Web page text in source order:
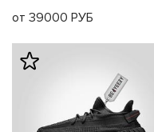
от 39000 РУБ